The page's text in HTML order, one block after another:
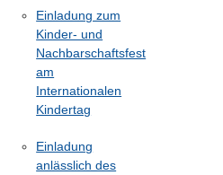
Einladung zum
Kinder- und
Nachbarschaftsfest
am
Internationalen
Kindertag
Einladung
anlässlich des